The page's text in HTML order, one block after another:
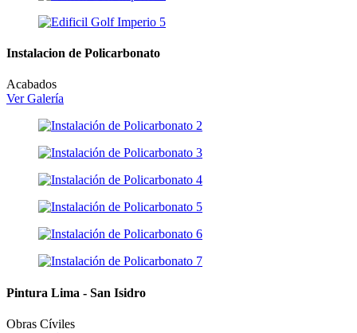
Instalacion de Policarbonato
Acabados
Ver Galería
Pintura Lima - San Isidro
Obras Cíviles